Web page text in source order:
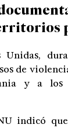
Unidas,
de
y a los
indicó